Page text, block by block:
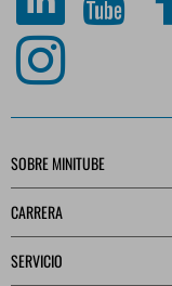
SOBRE MINITUBE
CARRERA
SERVICIO